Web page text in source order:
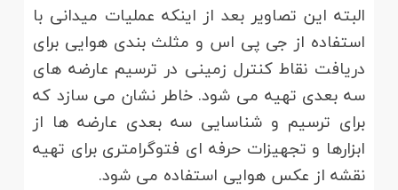
البته این تصاویر بعد از اینکه عملیات میدانی با
استفاده از جی پی اس و مثلث بندی هوایی برای
دریافت نقاط کنترل زمینی در ترسیم عارضه های
سه بعدی تهیه می شود. خاطر نشان می سازد که
برای ترسیم و شناسایی سه بعدی عارضه ها از
ابزارها و تجهیزات حرفه ای فتوگرامتری برای تهیه
نقشه از عکس هوایی استفاده می شود.